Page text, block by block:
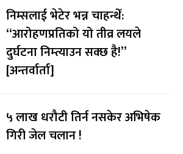
निम्सलाई भेटेर भन्न चाहन्थेँ:
“आरोहणप्रतिको यो तीव्र लयले
दुर्घटना निम्त्याउन सक्छ है!”
[अन्तर्वार्ता]
५ लाख धरौटी तिर्न नसकेर अभिषेक
गिरी जेल चलान !